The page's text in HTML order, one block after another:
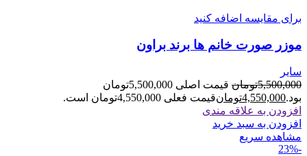
برای مقایسه اضافه کنید
موزر صورت خانم ها برند براون
سایر
5,500,000تومان
قیمت اصلی 5,500,000تومان
بود.4,550,000تومانقیمت فعلی 4,550,000تومان است.
افزودن به علاقه مندی
افزودن به سبد خرید
مشاهده سریع
-23%